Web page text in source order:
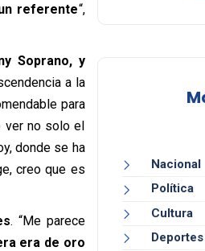
referente“,
Soprano, y
a la
para
ver no solo el
donde se ha
creo que es
. “Me parece
era de oro
Nacional
Política
Cultura
Deportes